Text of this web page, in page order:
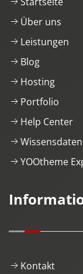
Über uns
Leistungen
Blog
Hosting
Portfolio
Help Center
YOOtheme
Kontakt